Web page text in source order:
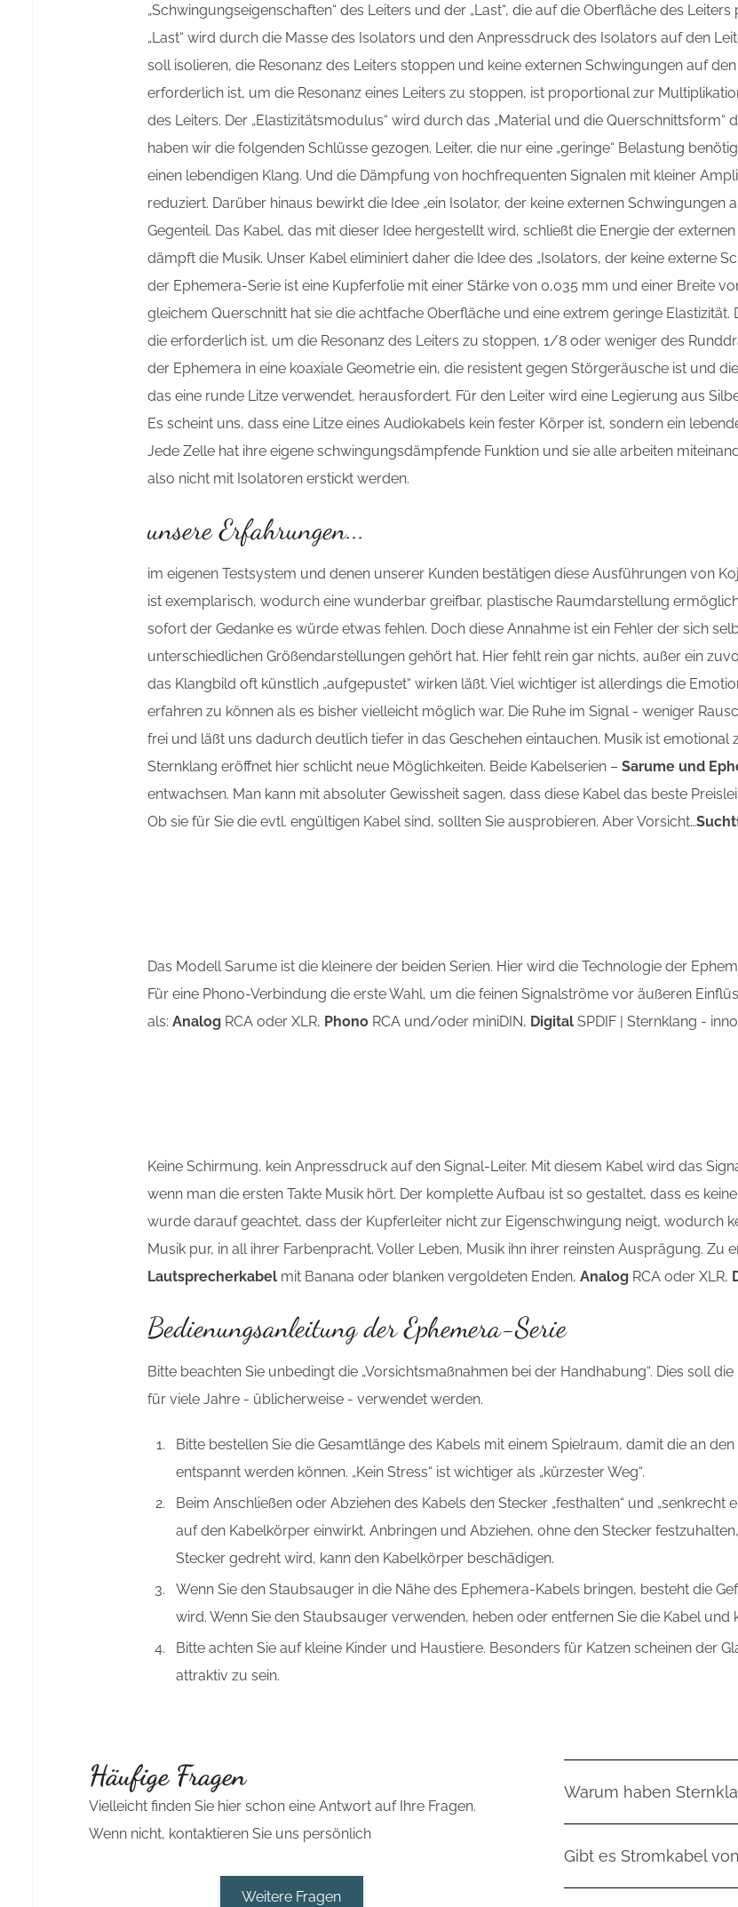
„Schwingungseigenschaften“ des Leiters und der „Last“, die auf die Oberfläche des
„Last“ wird durch die Masse des Isolators und den Anpressdruck des Isolators auf den
soll isolieren, die Resonanz des Leiters stoppen und keine externen Schwingungen auf
erforderlich ist, um die Resonanz eines Leiters zu stoppen, ist proportional zur
des Leiters. Der „Elastizitätsmodulus“ wird durch das „Material und die
haben wir die folgenden Schlüsse gezogen. Leiter, die nur eine „geringe“ Belastung
einen lebendigen Klang. Und die Dämpfung von hochfrequenten Signalen mit kleiner
reduziert. Darüber hinaus bewirkt die Idee „ein Isolator, der keine externen Schwingungen
Gegenteil. Das Kabel, das mit dieser Idee hergestellt wird, schließt die Energie der
dämpft die Musik. Unser Kabel eliminiert daher die Idee des „Isolators, der keine externe
der Ephemera-Serie ist eine Kupferfolie mit einer Stärke von 0,035 mm und einer Breite
gleichem Querschnitt hat sie die achtfache Oberfläche und eine extrem geringe
die erforderlich ist, um die Resonanz des Leiters zu stoppen, 1/8 oder weniger des
der Ephemera in eine koaxiale Geometrie ein, die resistent gegen Störgeräusche ist und
das eine runde Litze verwendet, herausfordert. Für den Leiter wird eine Legierung aus
Es scheint uns, dass eine Litze eines Audiokabels kein fester Körper ist, sondern ein
Jede Zelle hat ihre eigene schwingungsdämpfende Funktion und sie alle arbeiten
also nicht mit Isolatoren erstickt werden.
unsere Erfahrungen...
im eigenen Testsystem und denen unserer Kunden bestätigen diese Ausführungen von
ist exemplarisch, wodurch eine wunderbar greifbar, plastische Raumdarstellung
sofort der Gedanke es würde etwas fehlen. Doch diese Annahme ist ein Fehler der sich
unterschiedlichen Größendarstellungen gehört hat. Hier fehlt rein gar nichts, außer ein
das Klangbild oft künstlich „aufgepustet“ wirken läßt. Viel wichtiger ist allerdings die
erfahren zu können als es bisher vielleicht möglich war. Die Ruhe im Signal - weniger
frei und läßt uns dadurch deutlich tiefer in das Geschehen eintauchen. Musik ist emotional
Sternklang eröffnet hier schlicht neue Möglichkeiten. Beide Kabelserien –Sarume und
entwachsen. Man kann mit absoluter Gewissheit sagen, dass diese Kabel das beste
Ob sie für Sie die evtl. engültigen Kabel sind, sollten Sie ausprobieren. Aber Vorsicht…
Das Modell Sarume ist die kleinere der beiden Serien. Hier wird die Technologie der
Für eine Phono-Verbindung die erste Wahl, um die feinen Signalströme vor äußeren
als:Analog RCA oder XLR, Phono RCA und/oder miniDIN, Digital SPDIF | Sternklang -
Keine Schirmung, kein Anpressdruck auf den Signal-Leiter. Mit diesem Kabel wird das
wenn man die ersten Takte Musik hört. Der komplette Aufbau ist so gestaltet, dass es
wurde darauf geachtet, dass der Kupferleiter nicht zur Eigenschwingung neigt, wodurch
Musik pur, in all ihrer Farbenpracht. Voller Leben, Musik ihn ihrer reinsten Ausprägung. Zu
Lautsprecherkabel mit Banana oder blanken vergoldeten Enden,Analog RCA oder XLR,
Bedienungsanleitung der Ephemera-Serie
Bitte beachten Sie unbedingt die „Vorsichtsmaßnahmen bei der Handhabung“. Dies soll
für viele Jahre - üblicherweise - verwendet werden.
Bitte bestellen Sie die Gesamtlänge des Kabels mit einem Spielraum, damit die an
entspannt werden können. „Kein Stress“ ist wichtiger als „kürzester Weg“.
Beim Anschließen oder Abziehen des Kabels den Stecker „festhalten“ und „senkrecht
auf den Kabelkörper einwirkt. Anbringen und Abziehen, ohne den Stecker
Stecker gedreht wird, kann den Kabelkörper beschädigen.
Wenn Sie den Staubsauger in die Nähe des Ephemera-Kabels bringen, besteht die
wird. Wenn Sie den Staubsauger verwenden, heben oder entfernen Sie die Kabel und
Bitte achten Sie auf kleine Kinder und Haustiere. Besonders für Katzen scheinen der
attraktiv zu sein.
Häufige Fragen
Vielleicht finden Sie hier schon eine Antwort auf Ihre Fragen.
Wenn nicht, kontaktieren Sie uns persönlich
Weitere Fragen
Warum haben
von der Minimierung der
konzipiert, dass sie
Gibt es Stromkabel